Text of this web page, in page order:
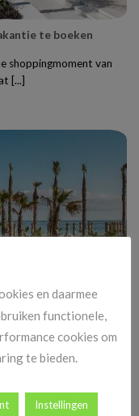
te boeken
shoppingmoment van
[...]
kortingen en tips
méér dan alleen
en daarmee
functionele,
cookies om
te bieden.
Instellingen